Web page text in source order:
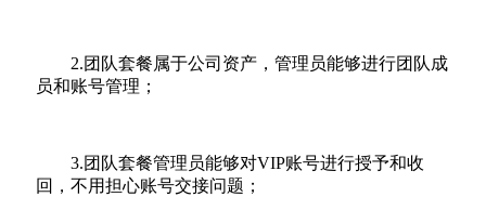
2.团队套餐属于公司资产，管理员能够进行团队成
员和账号管理；
3.团队套餐管理员能够对VIP账号进行授予和收
回，不用担心账号交接问题；